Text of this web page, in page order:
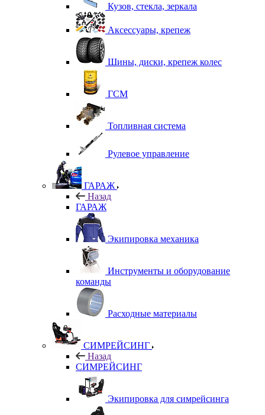
Кузов, стекла, зеркала
Аксессуары, крепеж
Шины, диски, крепеж колес
ГСМ
Топливная система
Рулевое управление
ГАРАЖ
Назад
ГАРАЖ
Экипировка механика
Инструменты и оборудование
команды
Расходные материалы
СИМРЕЙСИНГ
Назад
СИМРЕЙСИНГ
Экипировка для симрейсинга